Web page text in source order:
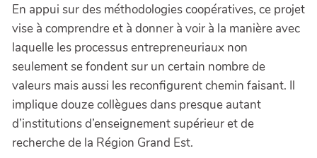
En appui sur des méthodologies coopératives, ce projet
vise à comprendre et à donner à voir à la manière avec
laquelle les processus entrepreneuriaux non
seulement se fondent sur un certain nombre de
valeurs mais aussi les reconfigurent chemin faisant. Il
implique douze collègues dans presque autant
d’institutions d’enseignement supérieur et de
recherche de la Région Grand Est.